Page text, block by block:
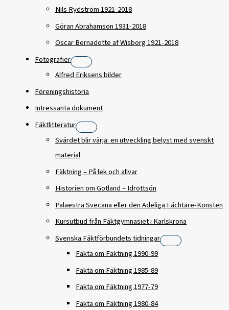
Nils Rydström 1921-2018
Göran Abrahamson 1931-2018
Oscar Bernadotte af Wisborg 1921-2018
Fotografier
Alfred Eriksens bilder
Föreningshistoria
Intressanta dokument
Fäktlitteratur
Svärdet blir värja: en utveckling belyst med svenskt
material
Fäktning – På lek och allvar
Historien om Gotland – Idrottsön
Palaestra Svecana eller den Adeliga Fächtare-Konsten
Kursutbud från Fäktgymnasiet i Karlskrona
Svenska Fäktförbundets tidningar
Fakta om Fäktning 1990-99
Fakta om Fäktning 1985-89
Fakta om Fäktning 1977-79
Fakta om Fäktning 1980-84